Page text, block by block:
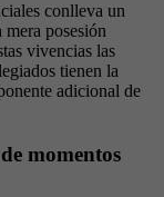
conlleva un
posesión
vivencias las
tienen la
adicional de
momentos